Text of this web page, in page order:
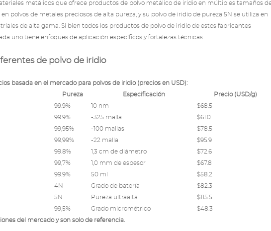
metálicos que ofrece productos de polvo metálico de iridio en múltiples tamaños
polvos de metales preciosos de alta pureza, y su polvo de iridio de pureza 5N se utiliza en
de alta gama. Si bien todos los productos de polvo de iridio de estos fabricantes
uno tiene enfoques de aplicación específicos y fortalezas técnicas.
de polvo de iridio
basada en el mercado para polvos de iridio (precios en USD):
Pureza Especificación Precio (USD/g)
99.9% 10 nm $68.5
99.9% -325 malla $61.0
99,95% -100 mallas $78.5
99,99% -22 malla $95.9
99.8% 1,3 cm de diámetro $72.6
99,7% 1,0 mm de espesor $67.8
99.9% 50 ml $58.2
4N Grado de batería $82.3
5N Pureza ultraalta $115.5
99,5% Grado micrométrico $48.3
del mercado y son solo de referencia.